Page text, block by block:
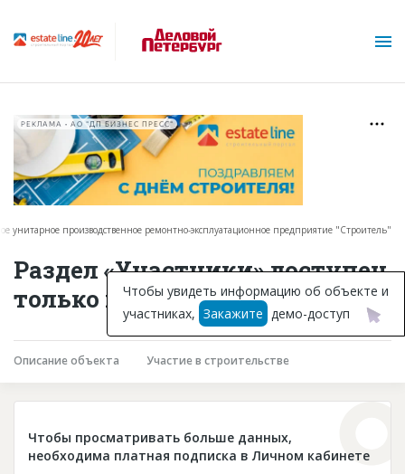
Горячие объекты
База строящихся объектов
Инвестпроекты
Глоссарий
Платные услуги
РЕКЛАМА • АО "ДП БИЗНЕС ПРЕСС"
унитарное производственное ремонтно-эксплуатационное предприятие "Строитель"
Раздел «Участники» доступен
только подписчикам
Описание объекта Участие в строительстве
Чтобы просматривать больше данных,
необходима платная подписка в Личном кабинете
Чтобы увидеть информацию об объекте и
участниках, Закажите демо-доступ